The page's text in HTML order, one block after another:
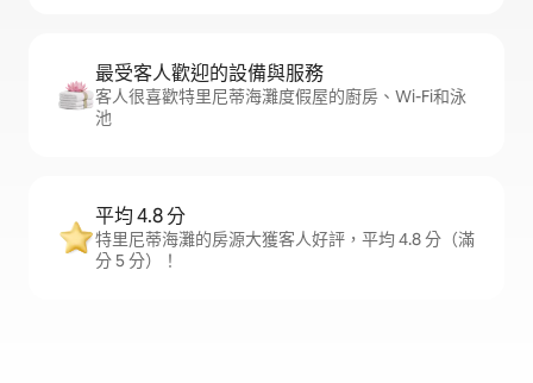
最受客人歡迎的設備與服務
客人很喜歡特里尼蒂海灘度假屋的廚房、Wi-Fi和泳
池
平均 4.8 分
特里尼蒂海灘的房源大獲客人好評，平均 4.8 分（滿
分 5 分）！